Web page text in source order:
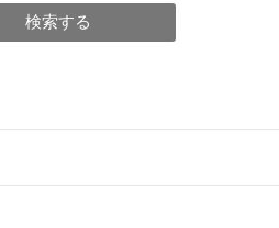
検索する